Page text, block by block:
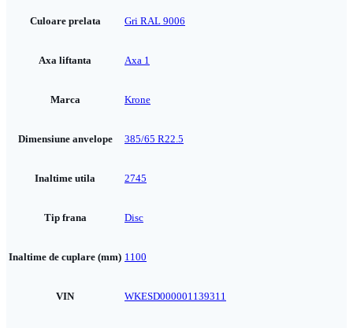
Culoare prelata Gri RAL 9006
Axa liftanta Axa 1
Marca Krone
Dimensiune anvelope 385/65 R22.5
Inaltime utila 2745
Tip frana Disc
Inaltime de cuplare (mm) 1100
VIN WKESD000001139311